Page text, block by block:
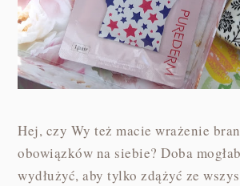
Hej, czy Wy też macie wrażenie
obowiązków na siebie? Doba
wydłużyć, aby tylko zdążyć ze